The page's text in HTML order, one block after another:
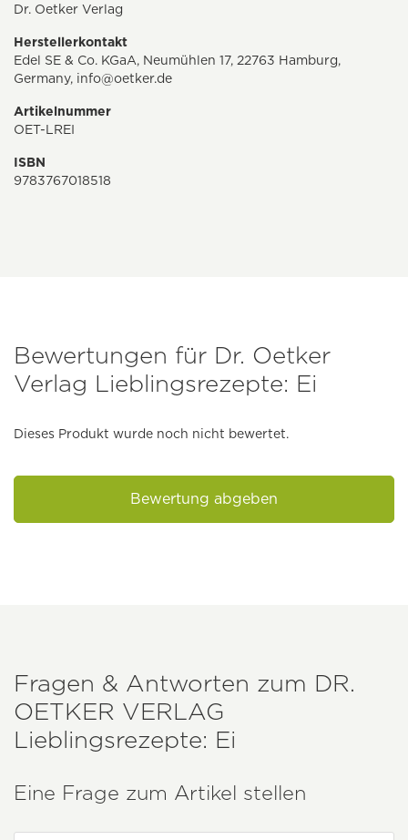
Dr. Oetker Verlag
Herstellerkontakt
Edel SE & Co. KGaA, Neumühlen 17, 22763 Hamburg,
Germany, info@oetker.de
Artikelnummer
OET-LREI
ISBN
9783767018518
Bewertungen für Dr. Oetker
Verlag Lieblingsrezepte: Ei
Dieses Produkt wurde noch nicht bewertet.
Bewertung abgeben
Fragen & Antworten zum DR.
OETKER VERLAG
Lieblingsrezepte: Ei
Eine Frage zum Artikel stellen